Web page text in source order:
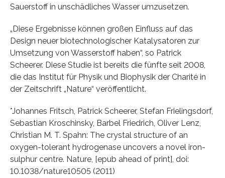
Sauerstoff in unschädliches Wasser umzusetzen.
„Diese Ergebnisse können großen Einfluss auf das
Design neuer biotechnologischer Katalysatoren zur
Umsetzung von Wasserstoff haben“, so Patrick
Scheerer. Diese Studie ist bereits die fünfte seit 2008,
die das Institut für Physik und Biophysik der Charité in
der Zeitschrift „Nature“ veröffentlicht.
*Johannes Fritsch, Patrick Scheerer, Stefan Frielingsdorf,
Sebastian Kroschinsky, Barbel Friedrich, Oliver Lenz,
Christian M. T. Spahn: The crystal structure of an
oxygen-tolerant hydrogenase uncovers a novel iron-
sulphur centre. Nature, [epub ahead of print], doi:
10.1038/nature10505 (2011)